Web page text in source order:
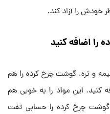
خودش را آزاد کند.
اضافه کنید
و تره، گوشت چرخ کرده را هم
کنید. این مواد را به خوبی هم
گوشت چرخ کرده را حسابی تفت